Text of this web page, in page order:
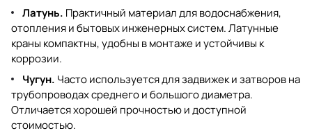
Латунь. Практичный материал для водоснабжения,
отопления и бытовых инженерных систем. Латунные
краны компактны, удобны в монтаже и устойчивы к
коррозии.
Чугун. Часто используется для задвижек и затворов на
трубопроводах среднего и большого диаметра.
Отличается хорошей прочностью и доступной
стоимостью.